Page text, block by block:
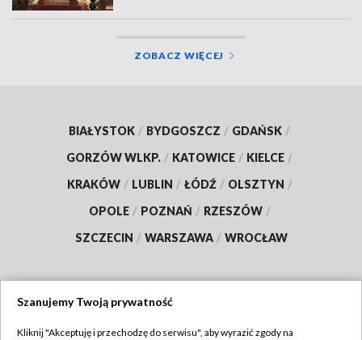
ZOBACZ WIĘCEJ
BIAŁYSTOK / BYDGOSZCZ / GDAŃSK /
GORZÓW WLKP. / KATOWICE / KIELCE /
KRAKÓW / LUBLIN / ŁÓDŹ / OLSZTYN /
OPOLE / POZNAŃ / RZESZÓW /
SZCZECIN / WARSZAWA / WROCŁAW
Szanujemy Twoją prywatność
Kliknij "Akceptuję i przechodzę do serwisu", aby wyrazić zgody na